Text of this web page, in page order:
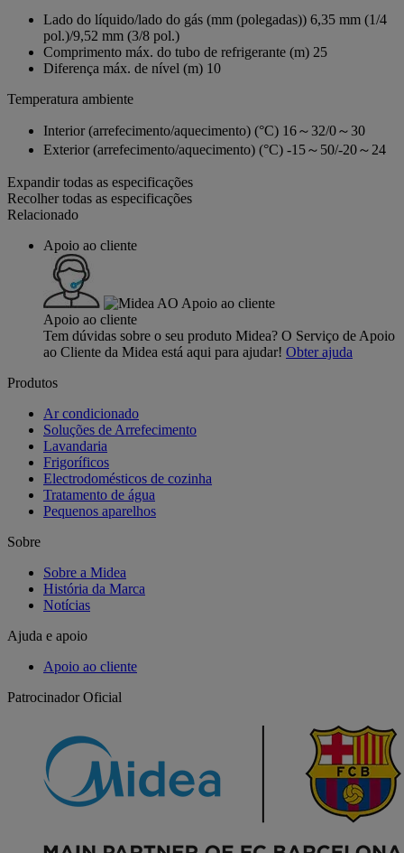
Lado do líquido/lado do gás (mm (polegadas)) 6,35 mm (1/4
pol.)/9,52 mm (3/8 pol.)
Comprimento máx. do tubo de refrigerante (m) 25
Diferença máx. de nível (m) 10
Temperatura ambiente
Interior (arrefecimento/aquecimento) (°C) 16～32/0～30
Exterior (arrefecimento/aquecimento) (°C) -15～50/-20～24
Expandir todas as especificações
Recolher todas as especificações
Relacionado
Apoio ao cliente
Apoio ao cliente
Tem dúvidas sobre o seu produto Midea? O Serviço de Apoio
ao Cliente da Midea está aqui para ajudar! Obter ajuda
Produtos
Ar condicionado
Soluções de Arrefecimento
Lavandaria
Frigoríficos
Electrodomésticos de cozinha
Tratamento de água
Pequenos aparelhos
Sobre
Sobre a Midea
História da Marca
Notícias
Ajuda e apoio
Apoio ao cliente
Patrocinador Oficial